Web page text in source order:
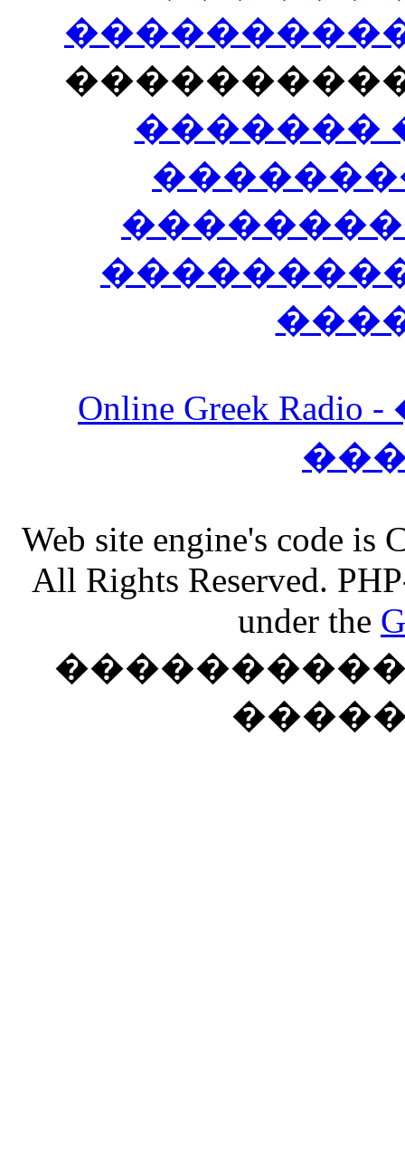
�������
Online Greek
Web site engine's code
All Rights Reserved.
under the
����������